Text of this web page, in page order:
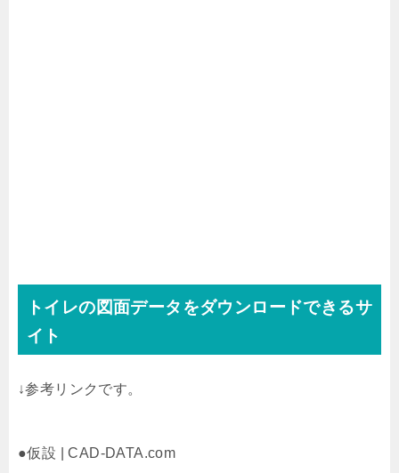
トイレの図面データをダウンロードできるサ
イト
↓参考リンクです。
●仮設 | CAD-DATA.com